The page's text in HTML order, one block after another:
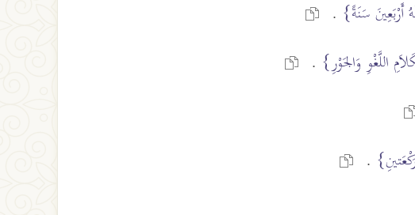
أَرْبَعِينَ سَنَةً} .
اللَّغْوِ وَالجَوْرِ} .
.